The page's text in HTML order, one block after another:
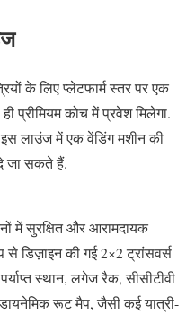
के लिए प्लेटफार्म स्तर पर एक
प्रीमियम कोच में प्रवेश मिलेगा.
लाउंज में एक वेंडिंग मशीन की
जा सकते हैं.
में सुरक्षित और आरामदायक
से डिज़ाइन की गई 2×2 ट्रांसवर्स
स्थान, लगेज रैक, सीसीटीवी
डायनेमिक रूट मैप, जैसी कई यात्री-